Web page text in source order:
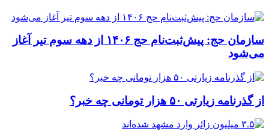
سازمان حج: پیش‌ثبت‌نام حج ۱۴۰۶ از دهه سوم تیر آغاز
می‌شود
از گذرنامه زیارتی ۵۰ هزار تومانی چه خبر؟